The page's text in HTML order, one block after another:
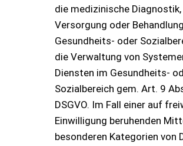
die medizinische
Versorgung oder
Gesundheits- oder
die Verwaltung von
Diensten im Gesundheits-
Sozialbereich gem. Art. 9
DSGVO. Im Fall einer auf
Einwilligung beruhenden
besonderen Kategorien von